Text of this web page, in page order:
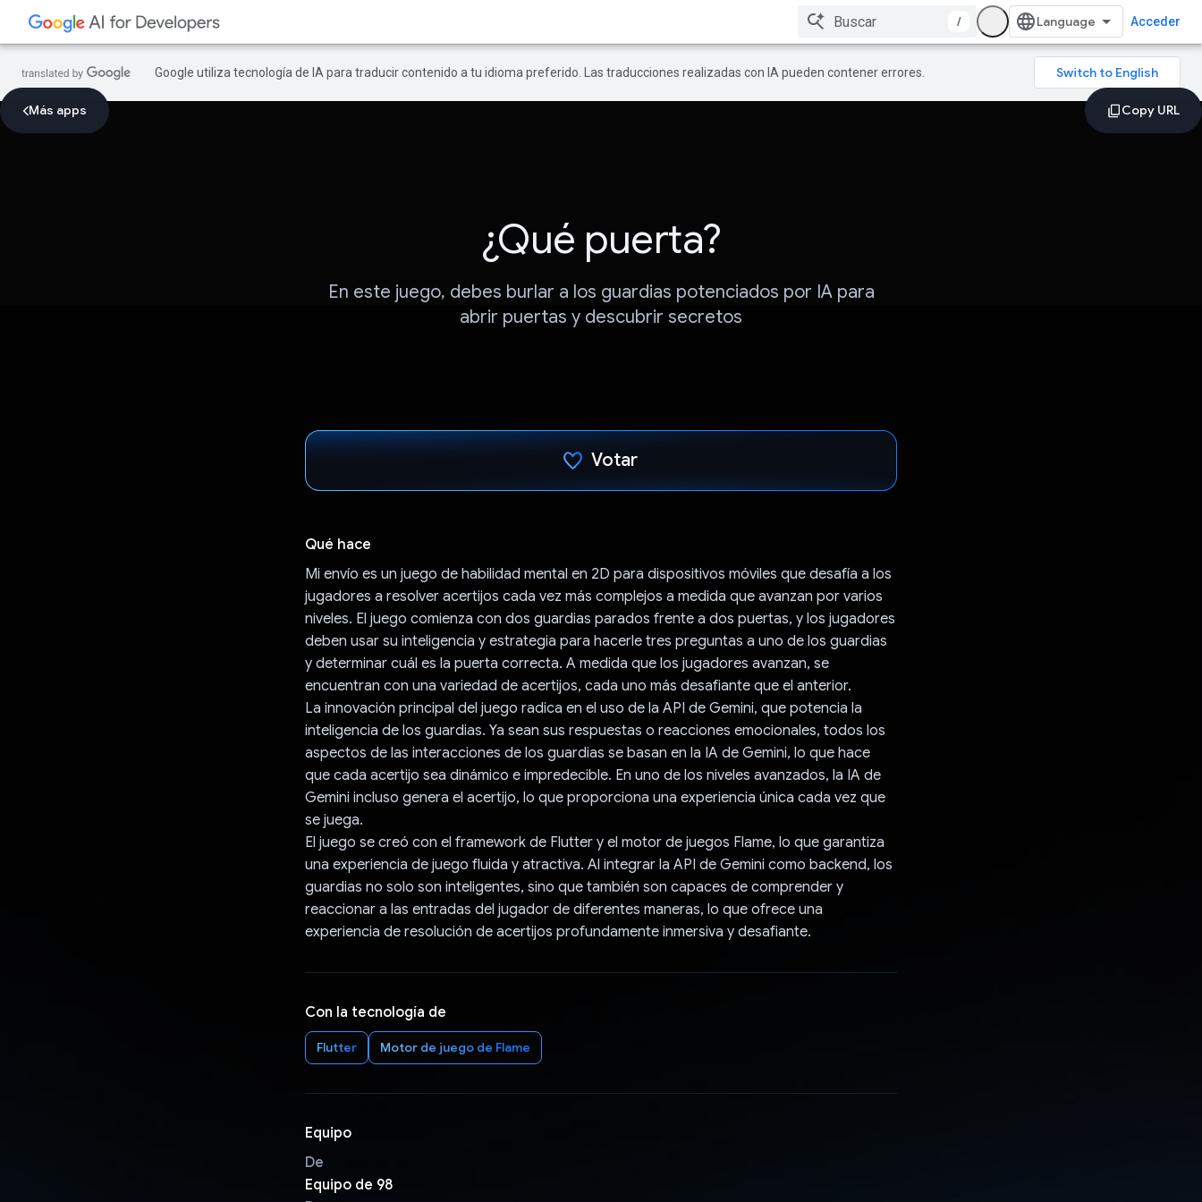
/ Acceder
Google utiliza tecnología de IA para traducir contenido a tu idioma preferido. Las traducciones realizadas con IA pueden contener errores.
Más apps
¿Qué puerta?
En este juego, debes burlar a los guardias potenciados por IA para
abrir puertas y descubrir secretos
Votar
Qué hace
Mi envío es un juego de habilidad mental en 2D para dispositivos móviles que desafía a los
jugadores a resolver acertijos cada vez más complejos a medida que avanzan por varios
niveles. El juego comienza con dos guardias parados frente a dos puertas, y los jugadores
deben usar su inteligencia y estrategia para hacerle tres preguntas a uno de los guardias
y determinar cuál es la puerta correcta. A medida que los jugadores avanzan, se
encuentran con una variedad de acertijos, cada uno más desafiante que el anterior.
La innovación principal del juego radica en el uso de la API de Gemini, que potencia la
inteligencia de los guardias. Ya sean sus respuestas o reacciones emocionales, todos los
aspectos de las interacciones de los guardias se basan en la IA de Gemini, lo que hace
que cada acertijo sea dinámico e impredecible. En uno de los niveles avanzados, la IA de
Gemini incluso genera el acertijo, lo que proporciona una experiencia única cada vez que
se juega.
El juego se creó con el framework de Flutter y el motor de juegos Flame, lo que garantiza
una experiencia de juego fluida y atractiva. Al integrar la API de Gemini como backend, los
guardias no solo son inteligentes, sino que también son capaces de comprender y
reaccionar a las entradas del jugador de diferentes maneras, lo que ofrece una
experiencia de resolución de acertijos profundamente inmersiva y desafiante.
Con la tecnología de
Flutter Motor de juego de Flame
Equipo
De
Equipo de 98